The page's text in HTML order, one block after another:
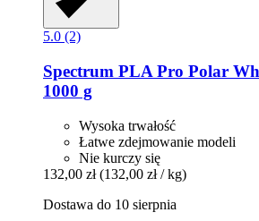
5.0 (2)
Spectrum PLA Pro Polar
1000 g
Wysoka trwałość
Łatwe zdejmowanie modeli
Nie kurczy się
132,00 zł (132,00 zł / kg)
Dostawa do 10 sierpnia